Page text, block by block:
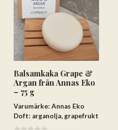
Balsamkaka Grape &
Argan från Annas Eko
– 75 g
Varumärke: Annas Eko
Doft: arganolja, grapefrukt